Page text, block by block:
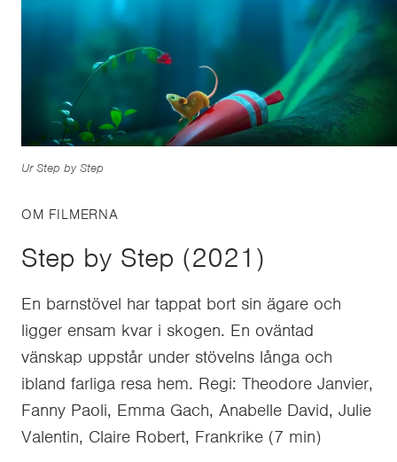
OM FILMERNA
Step by Step (2021)
En barnstövel har tappat bort sin ägare och
ligger ensam kvar i skogen. En oväntad
vänskap uppstår under stövelns långa och
ibland farliga resa hem. Regi: Theodore Janvier,
Fanny Paoli, Emma Gach, Anabelle David, Julie
Valentin, Claire Robert, Frankrike (7 min)
Ur Step by Step